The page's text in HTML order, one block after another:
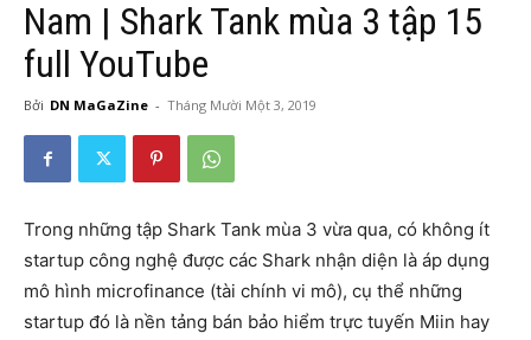
Nam | Shark Tank mùa 3 tập 15
full YouTube
Bởi DN MaGaZine - Tháng Mười Một 3, 2019
Trong những tập Shark Tank mùa 3 vừa qua, có không ít
startup công nghệ được các Shark nhận diện là áp dụng
mô hình microfinance (tài chính vi mô), cụ thể những
startup đó là nền tảng bán bảo hiểm trực tuyến Miin hay